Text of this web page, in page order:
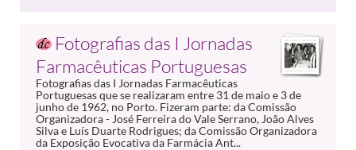
Fotografias das I Jornadas
Farmacêuticas Portuguesas
Fotografias das I Jornadas Farmacêuticas
Portuguesas que se realizaram entre 31 de maio e 3 de
junho de 1962, no Porto. Fizeram parte: da Comissão
Organizadora - José Ferreira do Vale Serrano, João Alves
Silva e Luís Duarte Rodrigues; da Comissão Organizadora
da Exposição Evocativa da Farmácia Ant...